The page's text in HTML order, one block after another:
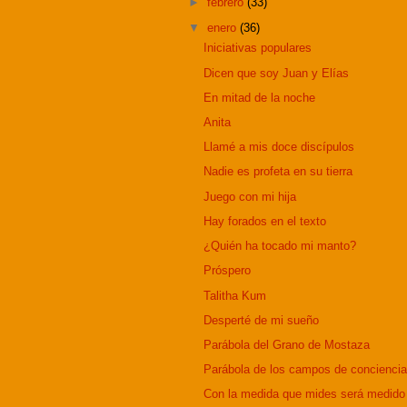
▼enero(36)
Iniciativas populares
Dicen que soy Juan y Elías
En mitad de la noche
Anita
Llamé a mis doce discípulos
Nadie es profeta en su tierra
Juego con mi hija
Hay forados en el texto
¿Quién ha tocado mi manto?
Próspero
Talitha Kum
Desperté de mi sueño
Parábola del Grano de Mostaza
Parábola de los campos de conciencia
Con la medida que mides será medido